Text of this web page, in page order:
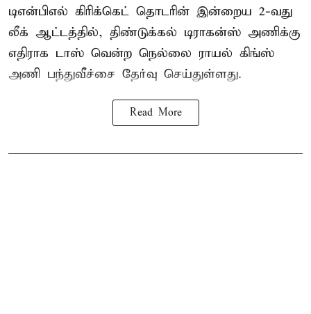
டிஎன்பிஎல் கிரிக்கெட் தொடரின் இன்றைய 2-வது
லீக் ஆட்டத்தில், திண்டுக்கல் டிராகன்ஸ் அணிக்கு
எதிராக டாஸ் வென்ற நெல்லை ராயல் கிங்ஸ்
அணி பந்துவீச்சை தேர்வு செய்துள்ளது.
Read More